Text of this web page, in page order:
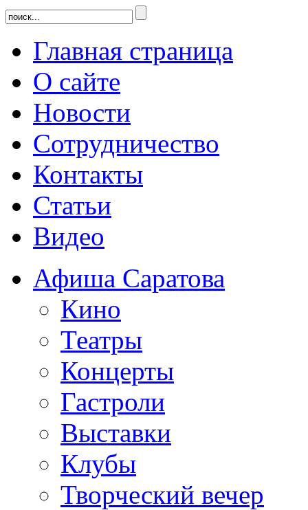
Главная страница
О сайте
Новости
Сотрудничество
Контакты
Статьи
Видео
Афиша Саратова
Кино
Театры
Концерты
Гастроли
Выставки
Клубы
Творческий вечер